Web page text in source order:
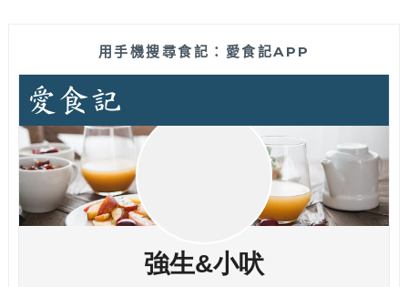
用手機搜尋食記：愛食記APP